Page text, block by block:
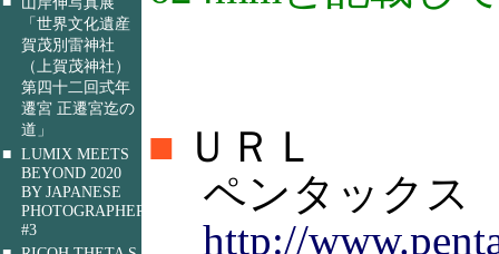
「世界文化遺産
賀茂別雷神社
（上賀茂神社）
第四十二回式年
遷宮 正遷宮迄の
道」
■ LUMIX MEETS
BEYOND 2020
BY JAPANESE
PHOTOGRAPHERS
#3
■ ＵＲＬ
ペンタックス
http://